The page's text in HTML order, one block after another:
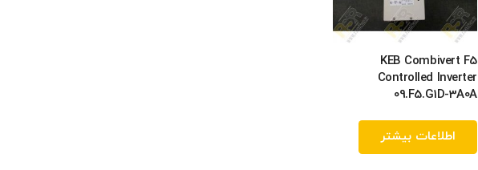
KEB Combivert F5
Controlled Inverter
09.F5.G1D-3A0A
اطلاعات بیشتر